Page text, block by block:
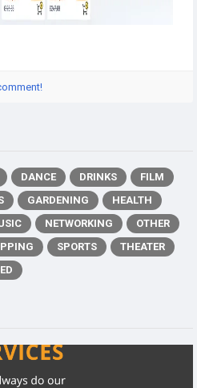
DANCE DRINKS
FILM
GARDENING
HEALTH
NETWORKING
OTHER
SPORTS
THEATER